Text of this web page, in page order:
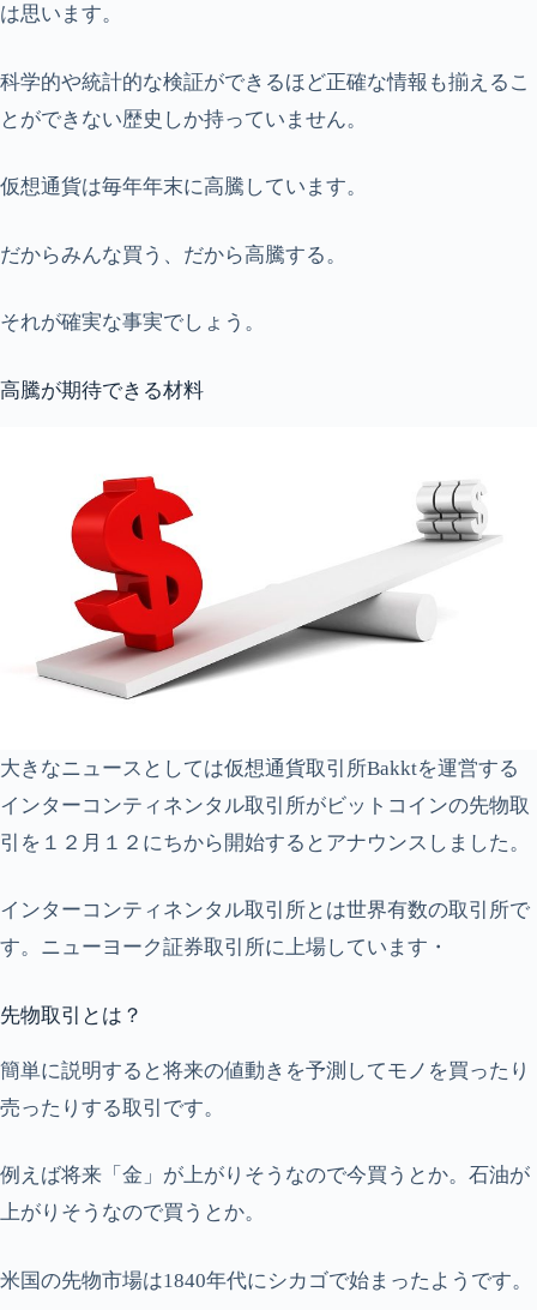
は思います。
科学的や統計的な検証ができるほど正確な情報も揃えるこ
とができない歴史しか持っていません。
仮想通貨は毎年年末に高騰しています。
だからみんな買う、だから高騰する。
それが確実な事実でしょう。
高騰が期待できる材料
大きなニュースとしては仮想通貨取引所Bakktを運営する
インターコンティネンタル取引所がビットコインの先物取
引を１２月１２にちから開始するとアナウンスしました。
インターコンティネンタル取引所とは世界有数の取引所で
す。ニューヨーク証券取引所に上場しています・
先物取引とは？
簡単に説明すると将来の値動きを予測してモノを買ったり
売ったりする取引です。
例えば将来「金」が上がりそうなので今買うとか。石油が
上がりそうなので買うとか。
米国の先物市場は1840年代にシカゴで始まったようです。